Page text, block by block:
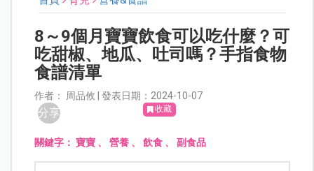
8～9個月寶寶飲食可以吃什麼？可
吃甜椒、地瓜、吐司嗎？手指食物
食譜清單
作者： 周品攸 | 發表日期：2024-10-07
分享 收藏
關鍵字：寶寶 、營養 、飲食 、副食品